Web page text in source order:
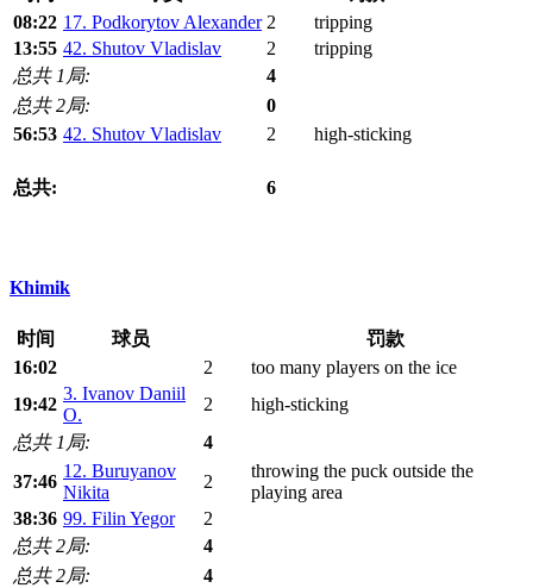
08:22 17. Podkorytov Alexander 2
tripping
13:55 42. Shutov Vladislav 2
tripping
总共 1局:
4
总共 2局:
0
56:53 42. Shutov Vladislav 2 high-sticking
总共: 6
Khimik
时间 球员
罚款
16:02
2
too many players on the ice
19:42
3. Ivanov Daniil
O.
2
high-sticking
总共 1局:
4
37:46
12. Buruyanov
Nikita
2
throwing the puck outside the
playing area
38:36 99. Filin Yegor
2
总共 2局:
4
总共 2局:
4